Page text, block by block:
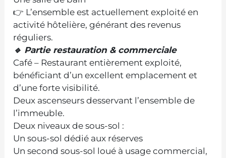
👉 L’ensemble est actuellement exploité en
activité hôtelière, générant des revenus
réguliers.
🔹 Partie restauration & commerciale
Café – Restaurant entièrement exploité,
bénéficiant d’un excellent emplacement et
d’une forte visibilité.
Deux ascenseurs desservant l’ensemble de
l’immeuble.
Deux niveaux de sous-sol :
Un sous-sol dédié aux réserves
Un second sous-sol loué à usage commercial,